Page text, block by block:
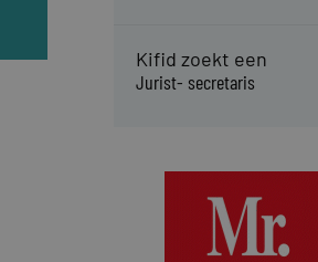
Kifid zoekt een
Jurist- secretaris